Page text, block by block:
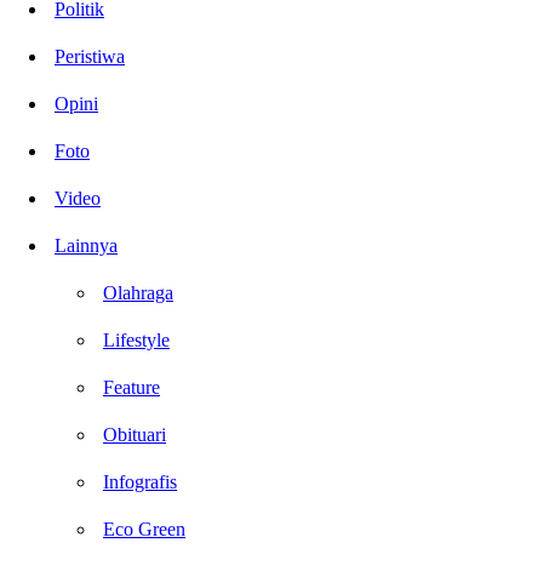
Politik
Peristiwa
Opini
Foto
Video
Lainnya
Olahraga
Lifestyle
Feature
Obituari
Infografis
Eco Green